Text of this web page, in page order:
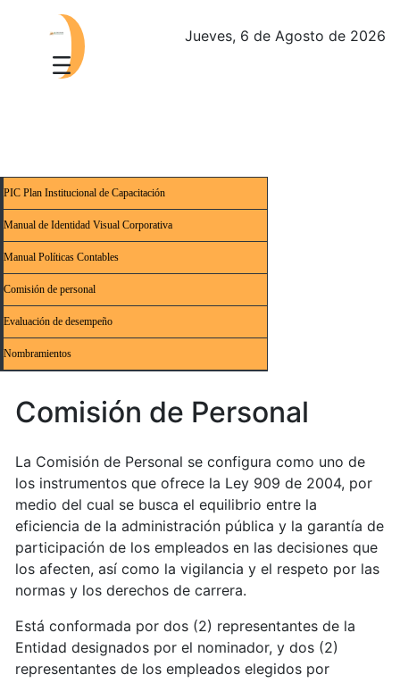
Jueves, 6 de Agosto de 2026
PIC Plan Institucional de Capacitación
Manual de Identidad Visual Corporativa
Manual Políticas Contables
Comisión de personal
Evaluación de desempeño
Nombramientos
Comisión de Personal
La Comisión de Personal se configura como uno de
los instrumentos que ofrece la Ley 909 de 2004, por
medio del cual se busca el equilibrio entre la
eficiencia de la administración pública y la garantía de
participación de los empleados en las decisiones que
los afecten, así como la vigilancia y el respeto por las
normas y los derechos de carrera.
Está conformada por dos (2) representantes de la
Entidad designados por el nominador, y dos (2)
representantes de los empleados elegidos por